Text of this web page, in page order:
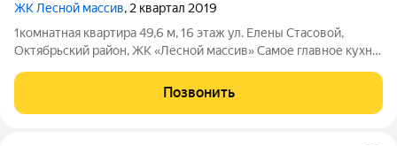
ЖК Лесной массив, 2 квартал 2019
1комнатная квартира 49,6 м, 16 этаж ул. Елены Стасовой,
Октябрьский район, ЖК «Лесной массив» Самое главное кухня
развернуться. Здесь её площадь 16,6 м. Это значит, что кухня
перестаёт быть просто
Позвонить